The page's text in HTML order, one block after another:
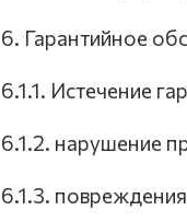
6. Гарантийное
6.1.1. Истечение
6.1.2. нарушение
6.1.3.